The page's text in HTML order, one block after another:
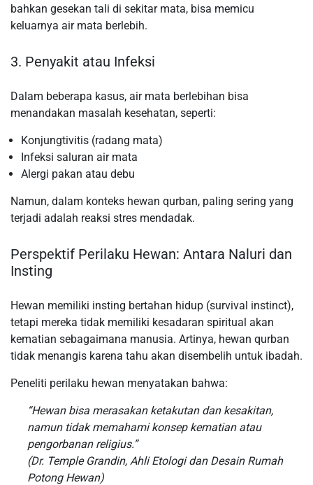
bahkan gesekan tali di sekitar mata, bisa memicu
keluarnya air mata berlebih.
3. Penyakit atau Infeksi
Dalam beberapa kasus, air mata berlebihan bisa
menandakan masalah kesehatan, seperti:
Konjungtivitis (radang mata)
Infeksi saluran air mata
Alergi pakan atau debu
Namun, dalam konteks hewan qurban, paling sering yang
terjadi adalah reaksi stres mendadak.
Perspektif Perilaku Hewan: Antara Naluri dan
Insting
Hewan memiliki insting bertahan hidup (survival instinct),
tetapi mereka tidak memiliki kesadaran spiritual akan
kematian sebagaimana manusia. Artinya, hewan qurban
tidak menangis karena tahu akan disembelih untuk ibadah.
Peneliti perilaku hewan menyatakan bahwa:
“Hewan bisa merasakan ketakutan dan kesakitan,
namun tidak memahami konsep kematian atau
pengorbanan religius.”
(Dr. Temple Grandin, Ahli Etologi dan Desain Rumah
Potong Hewan)